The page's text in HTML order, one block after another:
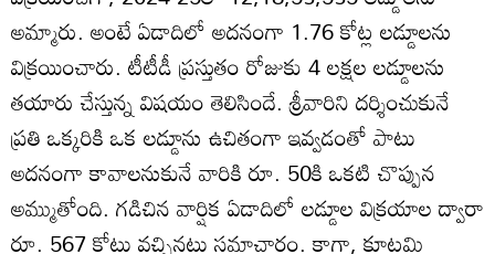
అమ్మారు. అంటే ఏడాదిలో అదనంగా 1.76 కోట్ల లడ్డూలను
విక్రయించారు. టీటీడీ ప్రస్తుతం రోజుకు 4 లక్షల లడ్డూలను
తయారు చేస్తున్న విషయం తెలిసిందే. శ్రీవారిని దర్శించుకునే
ప్రతి ఒక్కరికి ఒక లడ్డూను ఉచితంగా ఇవ్వడంతో పాటు
అదనంగా కావాలనుకునే వారికి రూ. 50కి ఒకటి చొప్పున
అమ్ముతోంది. గడిచిన వార్షిక ఏడాదిలో లడ్డూల విక్రయాల ద్వారా
రూ. 567 కోట్లు వచ్చినట్టు సమాచారం. కాగా, కూటమి